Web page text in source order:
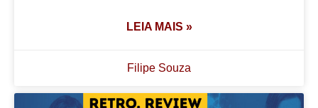
LEIA MAIS »
Filipe Souza